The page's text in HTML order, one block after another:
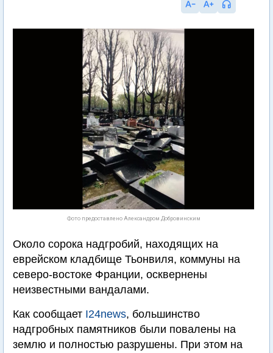
Фото предоставлено Александром Добровинским
Около сорока надгробий, находящих на
еврейском кладбище Тьонвиля, коммуны на
северо-востоке Франции, осквернены
неизвестными вандалами.
Как сообщает I24news, большинство
надгробных памятников были повалены на
землю и полностью разрушены. При этом на